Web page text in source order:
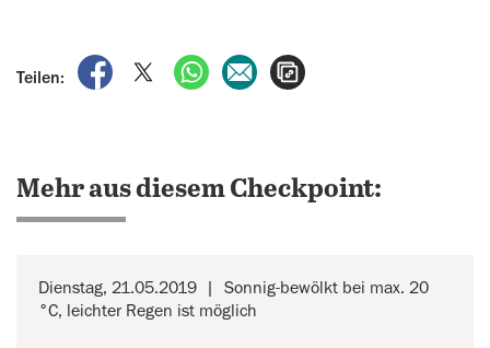
Teilen:
auf Facebook teilen
auf X teilenper WhatsApp teilen
per E-Mail teilen
Mehr aus diesem Checkpoint:
Dienstag, 21.05.2019
Sonnig-bewölkt bei max. 20
°C, leichter Regen ist möglich